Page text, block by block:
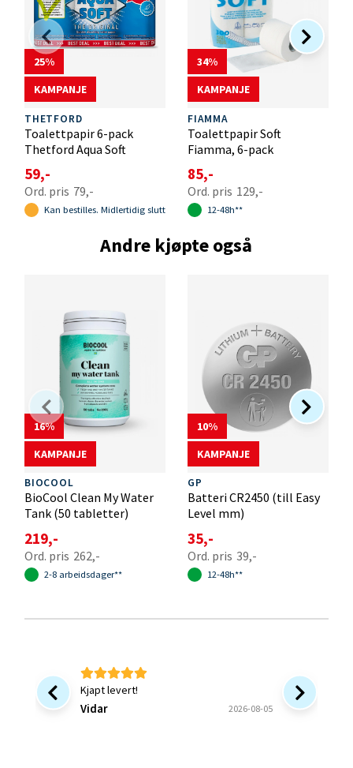
25
KAMPANJE
THETFORD
Toalettpapir 6-pack
Thetford Aqua Soft
59,-
79,-
Kan bestilles. Midlertidig slutt
34
KAMPANJE
FIAMMA
Toalettpapir Soft
Fiamma, 6-pack
85,-
129,-
12-48h**
Andre kjøpte også
16
KAMPANJE
BIOCOOL
BioCool Clean My Water
Tank (50 tabletter)
219,-
262,-
2-8 arbeidsdager**
10
KAMPANJE
GP
Batteri CR2450 (till Easy
Level mm)
35,-
39,-
12-48h**
Kjapt levert!
Vidar 2026-08-05
Bra at